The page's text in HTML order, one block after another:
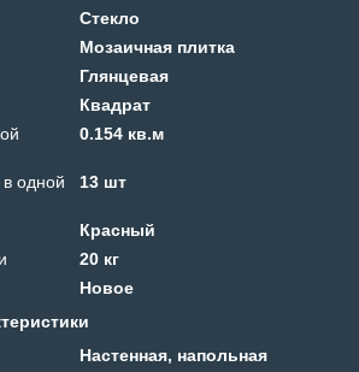
Стекло
Мозаичная плитка
Глянцевая
Квадрат
0.154 кв.м
в одной
13 шт
Красный
20 кг
Новое
Настенная, напольная